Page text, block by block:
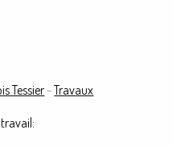
Tessier -Travaux